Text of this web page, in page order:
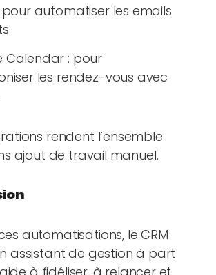
pour automatiser les emails
Calendar : pour
les rendez-vous avec
rendent l’ensemble
ajout de travail manuel.
automatisations, le CRM
assistant de gestion à part